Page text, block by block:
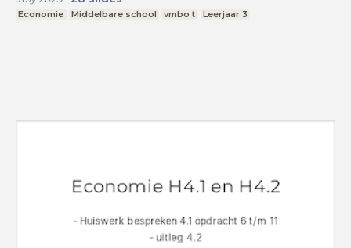
Economie Middelbare school vmbo t Leerjaar 3